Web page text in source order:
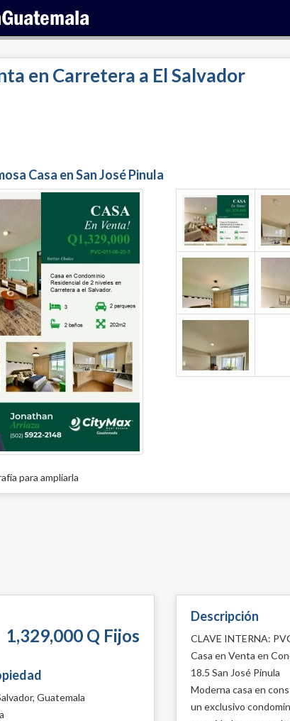
en Carretera a El Salvador
Casa en San José Pinula
para ampliarla
1,329,000 Q Fijos
Guatemala
Descripción
CLAVE INTERNA:
Casa en Venta en
18.5 San José Pinula
Moderna casa en
un exclusivo